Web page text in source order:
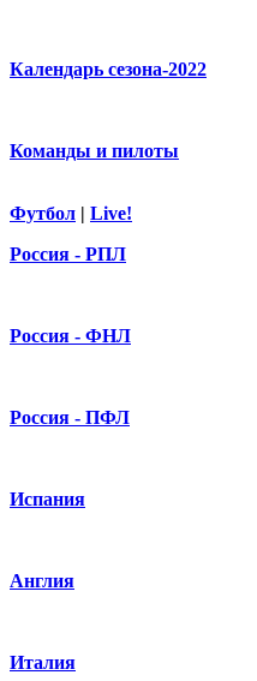
Календарь сезона-2022
Команды и пилоты
Футбол | Live!
Россия - РПЛ
Россия - ФНЛ
Россия - ПФЛ
Испания
Англия
Италия